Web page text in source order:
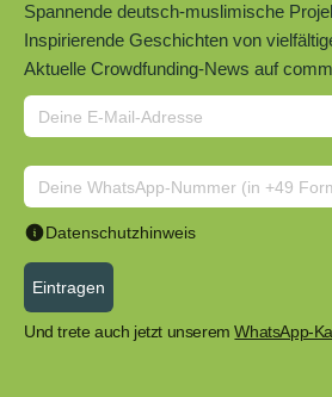
Spannende deutsch-muslimische
Inspirierende Geschichten von
Aktuelle Crowdfunding-News auf
Datenschutzhinweis
Eintragen
Und trete auch jetzt unserem WhatsApp-